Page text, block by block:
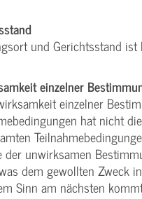
und Gerichtsstand ist
einzelner
einzelner
hat nicht
der unwirksamen
dem gewollten Zweck
Sinn am nächsten